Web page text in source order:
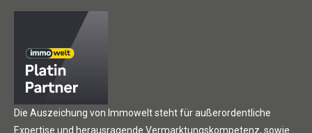
Die Auszeichung von Immowelt steht für außerordentliche
Expertise und herausragende Vermarktungskompetenz, sowie